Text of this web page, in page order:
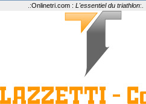
.:Onlinetri.com : L'essentiel du triathlon:.